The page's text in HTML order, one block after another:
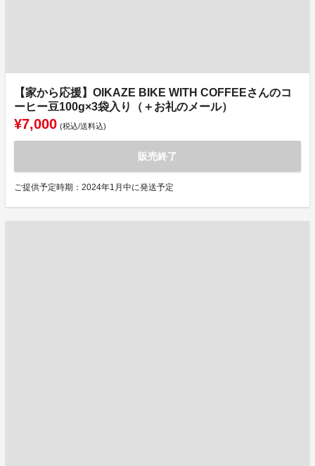
【家から応援】OIKAZE BIKE WITH COFFEEさんのコ
ーヒー豆100g×3袋入り（＋お礼のメール）
¥7,000 (税込/送料込)
販売終了
ご提供予定時期：2024年1月中に発送予定